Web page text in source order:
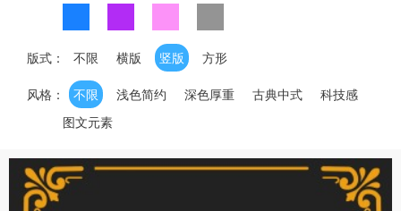
版式： 不限 横版 竖版 方形
风格： 不限 浅色简约 深色厚重 古典中式
科技感
图文元素